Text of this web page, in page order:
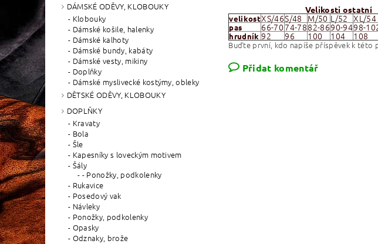
DÁMSKÉ ODĚVY, KLOBOUKY
Klobouky
Dámské košile, halenky
Dámské kalhoty
Dámské bundy, kabáty
Dámské vesty, mikiny
Doplňky
Dámské myslivecké kostýmy, obleky
DĚTSKÉ ODĚVY, KLOBOUKY
DOPLŇKY
Kravaty
Bola
Šle
Kapesníky s loveckým motivem
Šály
- Ponožky, podkolenky
Rukavice
Posedový vak
Návleky
Ponožky, podkolenky
Opasky
Odznaky, brože
Velikosti ostatní
velikostXS/46S/48 M/50 L/52 XL/54
pas 66-70 74-7882-8690-9498-
hrudník 92 96 100 104 108
Buďte první, kdo napíše příspěvek k této
Přidat komentář